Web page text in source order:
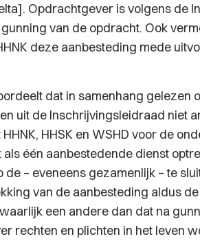
Opdrachtgever is volgens de
gunning van de opdracht. Ook
deze aanbesteding mede
dat in samenhang gelezen
uit de Inschrijvingsleidraad niet
HHSK en WSHD voor de
één aanbestedende dienst
de – eveneens gezamenlijk – te
van de aanbesteding aldus de
een andere dan dat na
rechten en plichten in het leven